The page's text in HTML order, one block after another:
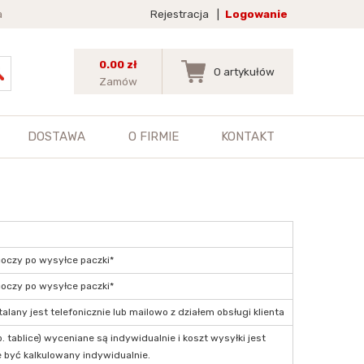
Rejestracja Logowanie
0.00 zł
Zamów
0 artykułów
DOSTAWA O FIRMIE KONTAKT
po wysyłce paczki*
po wysyłce paczki*
jest telefonicznie lub mailowo z działem obsługi klienta
tablice) wyceniane są indywidualnie i koszt wysyłki jest
kalkulowany indywidualnie.